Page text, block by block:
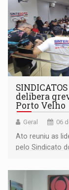
delibera
Porto Velho
Geral 06
Ato reuniu as
pelo Sindicato